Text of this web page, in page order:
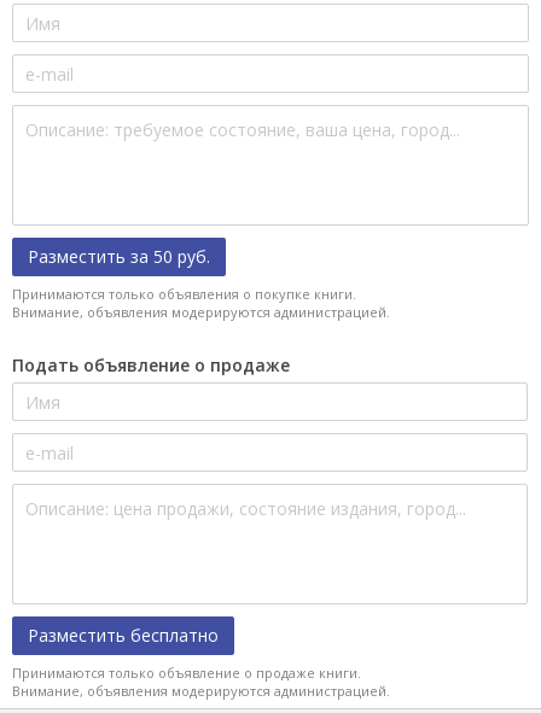
Разместить за 50 руб.
Принимаются только объявления о покупке книги.
Внимание, объявления модерируются администрацией.
Подать объявление о продаже
Разместить бесплатно
Принимаются только объявление о продаже книги.
Внимание, объявления модерируются администрацией.